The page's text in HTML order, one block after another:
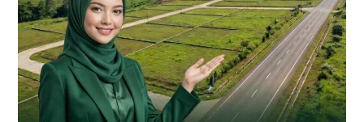
&
Legalitas
Jelas